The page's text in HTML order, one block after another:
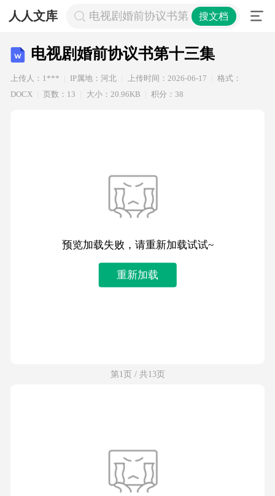
人人文库 电视剧婚前协议书第十三集
搜文档
电视剧婚前协议书第十三集
上传人：1*** IP属地：河北 上传时间：2026-06-17
格式：
DOCX
页数：13 大小：20.96KB 积分：38
预览加载失败，请重新加载试试~
重新加载
第1页 / 共13页